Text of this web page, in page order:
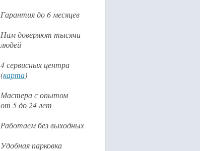
Гарантия до 6 месяцев
Нам доверяют тысячи
людей
4 сервисных центра
(карта)
Мастера с опытом
от 5 до 24 лет
Работаем без выходных
Удобная парковка